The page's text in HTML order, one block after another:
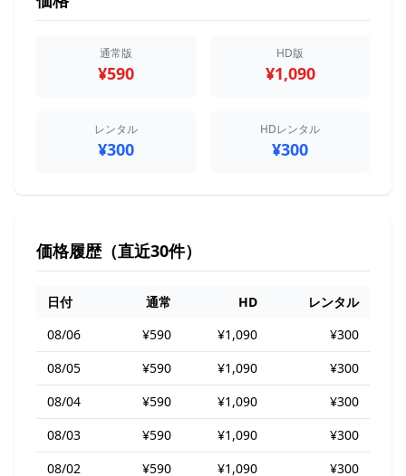
通常版
¥590
HD版
¥1,090
レンタル
¥300
HDレンタル
¥300
価格履歴（直近30件）
日付 通常 HD
レンタル
08/06
¥590 ¥1,090
¥300
08/05
¥590 ¥1,090
¥300
08/04
¥590 ¥1,090
¥300
08/03
¥590 ¥1,090
¥300
08/02
¥590 ¥1,090 ¥300